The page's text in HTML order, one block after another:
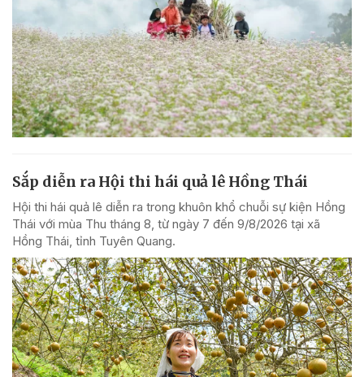
Sắp diễn ra Hội thi hái quả lê Hồng Thái
Hội thi hái quả lê diễn ra trong khuôn khổ chuỗi sự kiện Hồng
Thái với mùa Thu tháng 8, từ ngày 7 đến 9/8/2026 tại xã
Hồng Thái, tỉnh Tuyên Quang.